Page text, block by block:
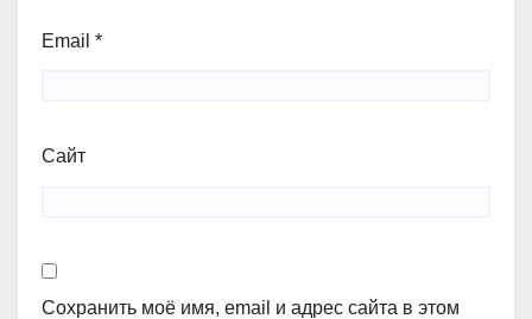
Email *
Сайт
Сохранить моё имя, email и адрес сайта в этом